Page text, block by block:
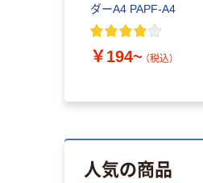
ダーA4 PAPF-A4
￥194~ （税込）
人気の商品